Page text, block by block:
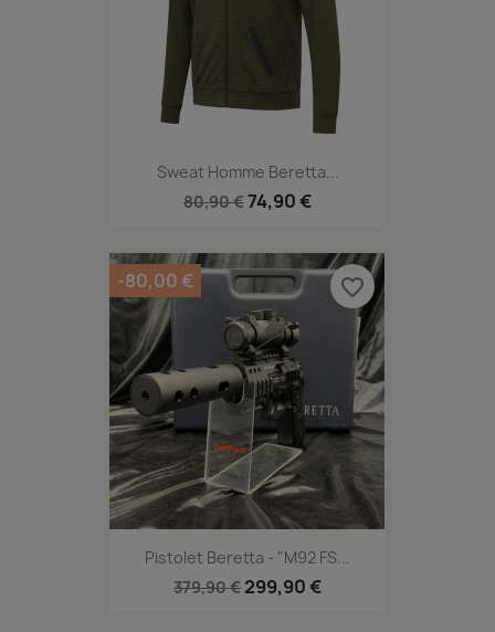
Sweat Homme Beretta...
80,90 €74,90 €
Pistolet Beretta - "M92 FS...
379,90 € 299,90 €
-80,00 € favorite_border